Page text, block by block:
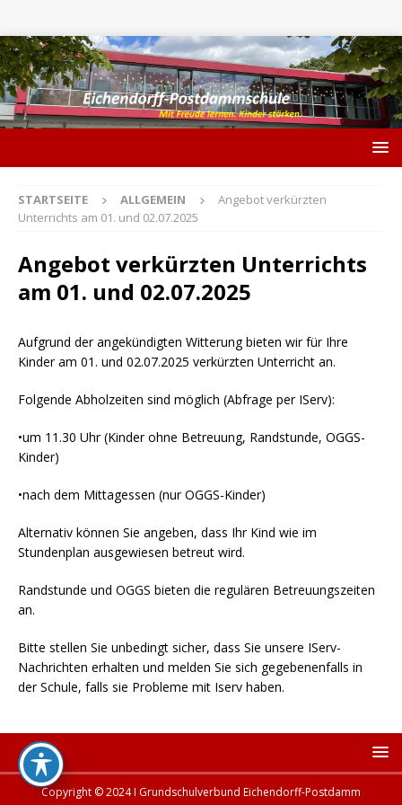
STARTSEITE ALLGEMEIN
Angebot verkürzten
Unterrichts am 01. und 02.07.2025
Angebot verkürzten Unterrichts
am 01. und 02.07.2025
Aufgrund der angekündigten Witterung bieten wir für Ihre
Kinder am 01. und 02.07.2025 verkürzten Unterricht an.
Folgende Abholzeiten sind möglich (Abfrage per IServ):
•um 11.30 Uhr (Kinder ohne Betreuung, Randstunde, OGGS-
Kinder)
•nach dem Mittagessen (nur OGGS-Kinder)
Alternativ können Sie angeben, dass Ihr Kind wie im
Stundenplan ausgewiesen betreut wird.
Randstunde und OGGS bieten die regulären Betreuungszeiten
an.
Bitte stellen Sie unbedingt sicher, dass Sie unsere IServ-
Nachrichten erhalten und melden Sie sich gegebenenfalls in
der Schule, falls sie Probleme mit Iserv haben.
Copyright © 2024 I Grundschulverbund Eichendorff-Postdamm